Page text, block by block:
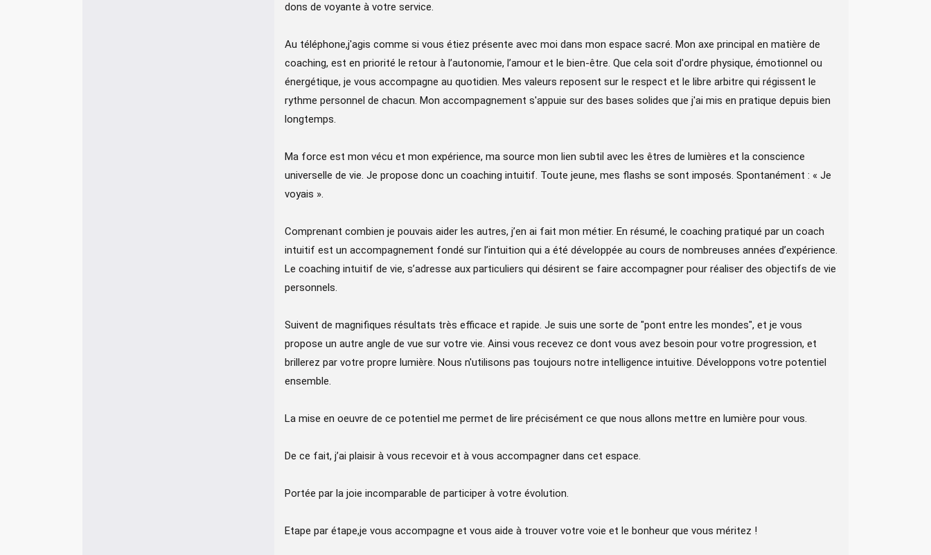
dons de voyante à votre service.
Au téléphone,j'agis comme si vous étiez présente avec moi dans mon espace sacré. Mon axe principal en matière de
coaching, est en priorité le retour à l’autonomie, l’amour et le bien-être. Que cela soit d'ordre physique, émotionnel ou
énergétique, je vous accompagne au quotidien. Mes valeurs reposent sur le respect et le libre arbitre qui régissent le
rythme personnel de chacun. Mon accompagnement s'appuie sur des bases solides que j'ai mis en pratique depuis bien
longtemps.
Ma force est mon vécu et mon expérience, ma source mon lien subtil avec les êtres de lumières et la conscience
universelle de vie. Je propose donc un coaching intuitif. Toute jeune, mes flashs se sont imposés. Spontanément : « Je
voyais ».
Comprenant combien je pouvais aider les autres, j’en ai fait mon métier. En résumé, le coaching pratiqué par un coach
intuitif est un accompagnement fondé sur l’intuition qui a été développée au cours de nombreuses années d’expérience.
Le coaching intuitif de vie, s’adresse aux particuliers qui désirent se faire accompagner pour réaliser des objectifs de vie
personnels.
Suivent de magnifiques résultats très efficace et rapide. Je suis une sorte de "pont entre les mondes", et je vous
propose un autre angle de vue sur votre vie. Ainsi vous recevez ce dont vous avez besoin pour votre progression, et
brillerez par votre propre lumière. Nous n'utilisons pas toujours notre intelligence intuitive. Développons votre potentiel
ensemble.
La mise en oeuvre de ce potentiel me permet de lire précisément ce que nous allons mettre en lumière pour vous.
De ce fait, j’ai plaisir à vous recevoir et à vous accompagner dans cet espace.
Portée par la joie incomparable de participer à votre évolution.
Etape par étape,je vous accompagne et vous aide à trouver votre voie et le bonheur que vous méritez !